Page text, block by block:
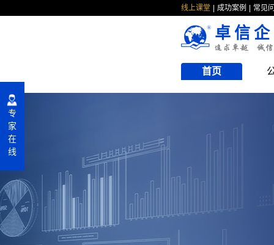
线上课堂 成功案例 常见
卓信
首页
专
家
在
线